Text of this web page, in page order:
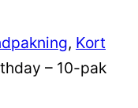
, Kort
– 10-pak